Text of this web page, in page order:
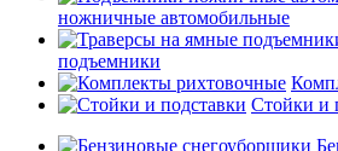
ножничные автомобильные
подъемники
Стойки и